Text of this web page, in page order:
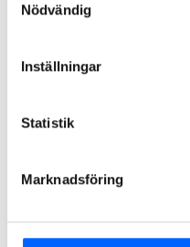
Nödvändig
Inställningar
Statistik
Marknadsföring
Fakta